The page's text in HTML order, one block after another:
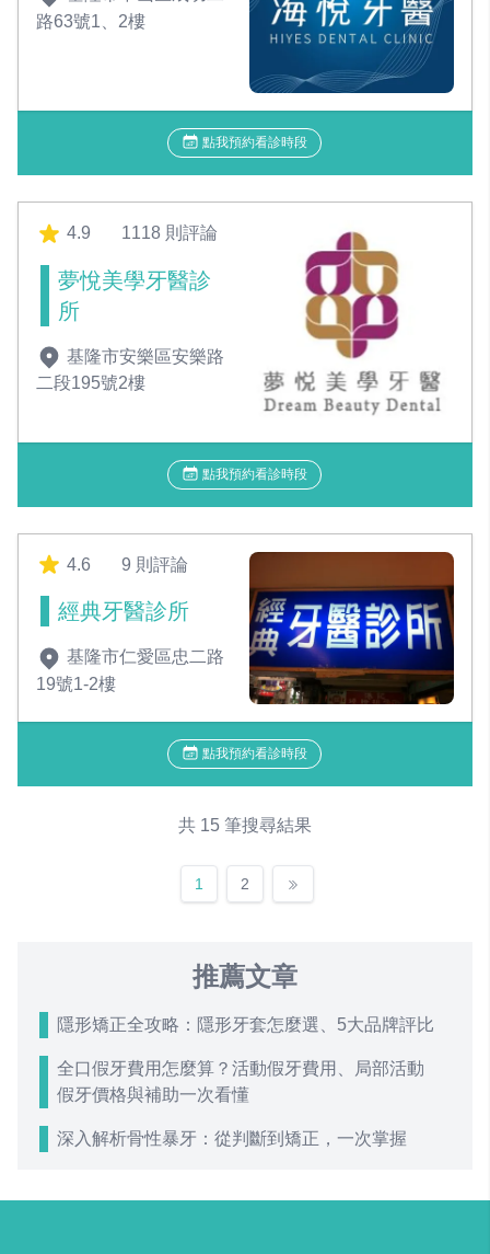
路63號1、2樓
點我預約看診時段
4.9 1118 則評論
夢悅美學牙醫診
所
基隆市安樂區安樂路
二段195號2樓
點我預約看診時段
4.6 9 則評論
經典牙醫診所
基隆市仁愛區忠二路
19號1-2樓
點我預約看診時段
共 15 筆搜尋結果
1 2
推薦文章
隱形矯正全攻略：隱形牙套怎麼選、5大品牌評比
全口假牙費用怎麼算？活動假牙費用、局部活動
假牙價格與補助一次看懂
深入解析骨性暴牙：從判斷到矯正，一次掌握